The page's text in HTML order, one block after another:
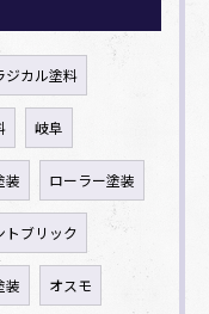
ジカル塗料
岐阜
装 ローラー塗装
トブリック
装 オスモ